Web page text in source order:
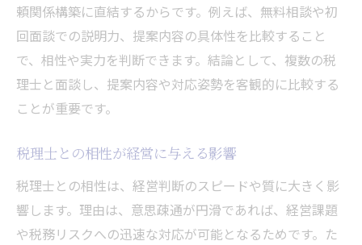
頼関係構築に直結するからです。例えば、無料相談や初
回面談での説明力、提案内容の具体性を比較すること
で、相性や実力を判断できます。結論として、複数の税
理士と面談し、提案内容や対応姿勢を客観的に比較する
ことが重要です。
税理士との相性が経営に与える影響
税理士との相性は、経営判断のスピードや質に大きく影
響します。理由は、意思疎通が円滑であれば、経営課題
や税務リスクへの迅速な対応が可能となるためです。た